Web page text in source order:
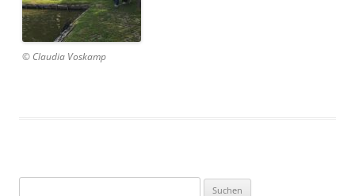
© Claudia Voskamp